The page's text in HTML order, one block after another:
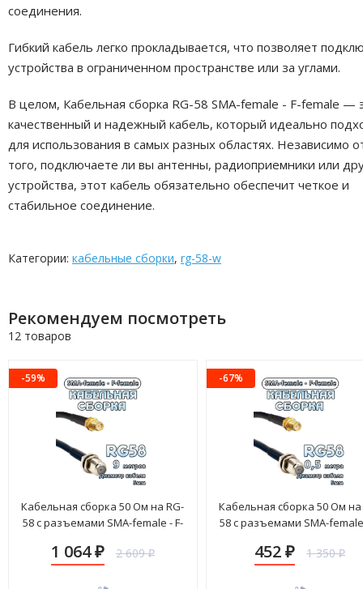
соединения.
Гибкий кабель легко прокладывается, что позволяет
устройства в ограниченном пространстве или за углами.
В целом, Кабельная сборка RG-58 SMA-female - F-female —
качественный и надежный кабель, который идеально
для использования в самых разных областях. Независимо
того, подключаете ли вы антенны, радиоприемники или
устройства, этот кабель обязательно обеспечит четкое и
стабильное соединение.
Категории: кабельные сборки, rg-58-w
Рекомендуем посмотреть
12 товаров
-59%
Кабельная сборка 50 Ом на RG-
58 с разъемами SMA-female - F-
1 064 ₽ 2 609₽
-67%
Кабельная сборка 50 Ом на
58 с разъемами SMA-
452₽ 1 350₽